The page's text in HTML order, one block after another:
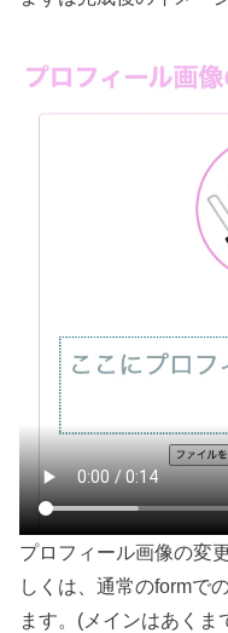
プロフィール画像の変
しくは、通常のformで
ます。(メインはあく